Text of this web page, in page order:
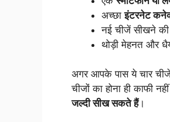
अच्छाइंटरनेट
नई चीजें सीखने की
थोड़ी मेहनत और
अगर आपके पास ये चार
चीजों का होना ही काफी
जल्दी सीख सकते हैं।